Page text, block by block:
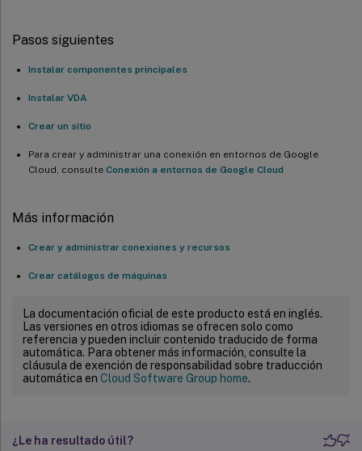
Pasos siguientes
Instalar componentes principales
Instalar VDA
Crear un sitio
Para crear y administrar una conexión en entornos de Google
Cloud, consulte Conexión a entornos de Google Cloud
Más información
Crear y administrar conexiones y recursos
Crear catálogos de máquinas
La documentación oficial de este producto está en inglés.
Las versiones en otros idiomas se ofrecen solo como
referencia y pueden incluir contenido traducido de forma
automática. Para obtener más información, consulte la
cláusula de exención de responsabilidad sobre traducción
automática en Cloud Software Group home.
¿Le ha resultado útil?